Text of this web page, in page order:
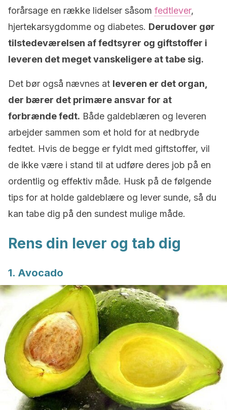
forårsage en række lidelser såsom fedtlever,
hjertekarsygdomme og diabetes. Derudover gør
tilstedeværelsen af fedtsyrer og giftstoffer i
leveren det meget vanskeligere at tabe sig.
Det bør også nævnes at leveren er det organ,
der bærer det primære ansvar for at
forbrænde fedt. Både galdeblæren og leveren
arbejder sammen som et hold for at nedbryde
fedtet. Hvis de begge er fyldt med giftstoffer, vil
de ikke være i stand til at udføre deres job på en
ordentlig og effektiv måde. Husk på de følgende
tips for at holde galdeblære og lever sunde, så du
kan tabe dig på den sundest mulige måde.
Rens din lever og tab dig
1. Avocado